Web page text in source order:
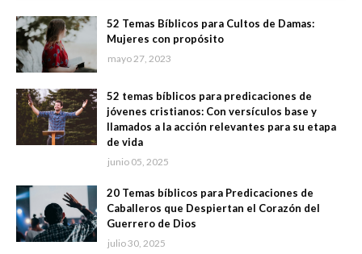
52 Temas Bíblicos para Cultos de Damas:
Mujeres con propósito
mayo 27, 2023
52 temas bíblicos para predicaciones de
jóvenes cristianos: Con versículos base y
llamados a la acción relevantes para su etapa
de vida
junio 05, 2025
20 Temas bíblicos para Predicaciones de
Caballeros que Despiertan el Corazón del
Guerrero de Dios
julio 30, 2025